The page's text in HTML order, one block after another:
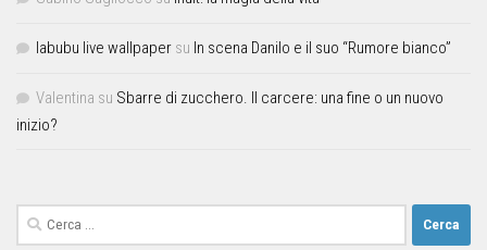
labubu live wallpaper su In scena Danilo e il suo “Rumore bianco”
Valentina su Sbarre di zucchero. Il carcere: una fine o un nuovo
inizio?